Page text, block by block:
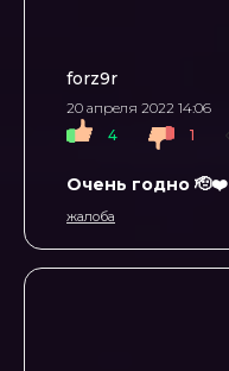
forz9r
20 апреля 2022 14:06
4
1
Очень годно 🫡❤️
жалоба